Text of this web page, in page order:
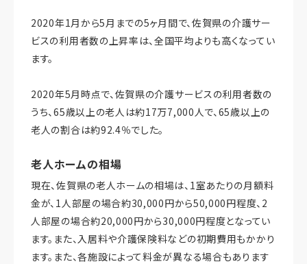
2020年1月から5月までの5ヶ月間で、佐賀県の介護サー
ビスの利用者数の上昇率は、全国平均よりも高くなってい
ます。
2020年5月時点で、佐賀県の介護サービスの利用者数の
うち、65歳以上の老人は約17万7,000人で、65歳以上の
老人の割合は約92.4％でした。
老人ホームの相場
現在、佐賀県の老人ホームの相場は、1室あたりの月額料
金が、1人部屋の場合約30,000円から50,000円程度、2
人部屋の場合約20,000円から30,000円程度となってい
ます。また、入居料や介護保険料などの初期費用もかかり
ます。また、各施設によって料金が異なる場合もあります